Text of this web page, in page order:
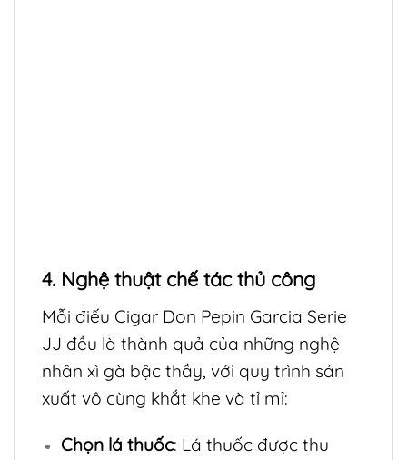
4. Nghệ thuật chế tác thủ công
Mỗi điếu Cigar Don Pepin Garcia Serie
JJ đều là thành quả của những nghệ
nhân xì gà bậc thầy, với quy trình sản
xuất vô cùng khắt khe và tỉ mỉ:
Chọn lá thuốc: Lá thuốc được thu